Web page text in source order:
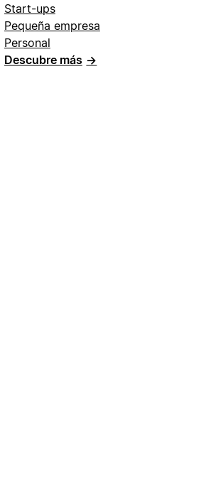
Start-ups
Pequeña empresa
Personal
Descubre más →